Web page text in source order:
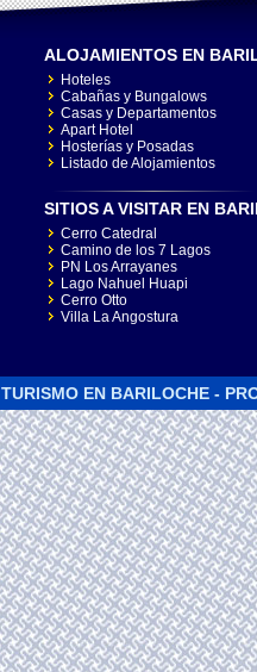
ALOJAMIENTOS EN
Hoteles
Cabañas y Bungalows
Casas y Departamentos
Apart Hotel
Hosterías y Posadas
Listado de Alojamientos
SITIOS A VISITAR EN
Cerro Catedral
Camino de los 7 Lagos
PN Los Arrayanes
Lago Nahuel Huapi
Cerro Otto
Villa La Angostura
TURISMO EN BARILOCHE -